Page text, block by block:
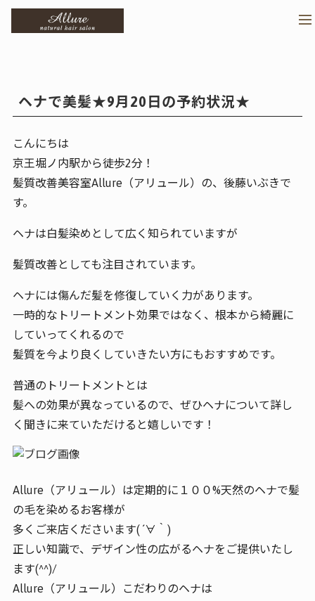
ヘナで美髪★9月20日の予約状況★
こんにちは
京王堀ノ内駅から徒歩2分！
髪質改善美容室Allure（アリュール）の、後藤いぶきで
す。
ヘナは白髪染めとして広く知られていますが
髪質改善としても注目されています。
ヘナには傷んだ髪を修復していく力があります。
一時的なトリートメント効果ではなく、根本から綺麗に
していってくれるので
髪質を今より良くしていきたい方にもおすすめです。
普通のトリートメントとは
髪への効果が異なっているので、ぜひヘナについて詳し
く聞きに来ていただけると嬉しいです！
Allure（アリュール）は定期的に１００%天然のヘナで髪
の毛を染めるお客様が
多くご来店くださいます( ´∀｀)
正しい知識で、デザイン性の広がるヘナをご提供いたし
ます(^^)/
Allure（アリュール）こだわりのヘナは